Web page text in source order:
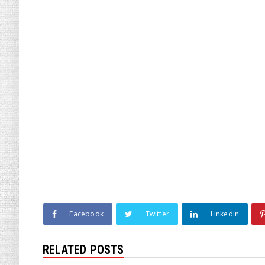
Facebook Twitter Linkedin
RELATED POSTS